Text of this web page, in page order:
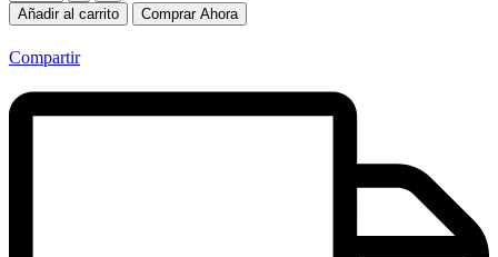
Añadir al carrito
Comprar Ahora
Compartir